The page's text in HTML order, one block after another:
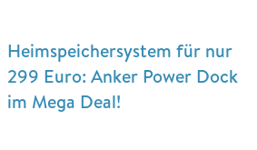
Heimspeichersystem für nur
299 Euro: Anker Power Dock
im Mega Deal!